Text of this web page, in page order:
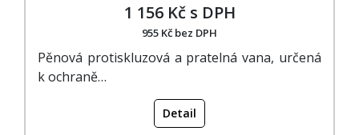
1 156 Kč s DPH
955 Kč bez DPH
Pěnová protiskluzová a pratelná vana, určená
k ochraně…
Detail